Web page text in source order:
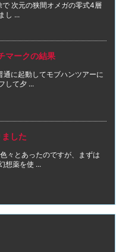
次元の狭間オメガの零式4層
し ...
マークの結果
通に起動してモブハンツアーに
して夕 ...
した
々とあったのですが、まずは
想薬を使 ...